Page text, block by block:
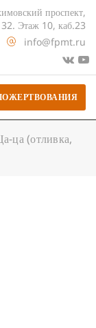
проспект,
32. Этаж 10, каб.23
info@fpmt.ru
ца (отливка,